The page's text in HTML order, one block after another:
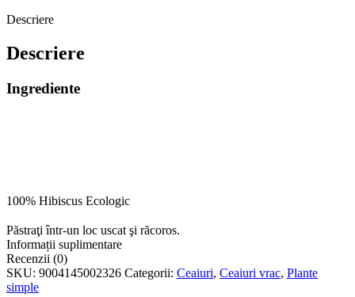
Descriere
Descriere
Ingrediente
100% Hibiscus Ecologic
Păstraţi într-un loc uscat şi răcoros.
Informații suplimentare
Recenzii (0)
SKU: 9004145002326 Categorii: Ceaiuri, Ceaiuri vrac, Plante
simple